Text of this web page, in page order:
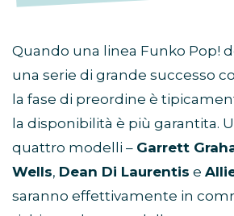
Quando una linea Funko Pop!
una serie di grande successo
la fase di preordine è
la disponibilità è più garantita.
quattro modelli – Garrett
Wells, Dean Di Laurentis e
saranno effettivamente in